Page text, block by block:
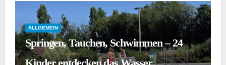
ALLGEMEIN
Springen, Tauchen, Schwimmen – 24